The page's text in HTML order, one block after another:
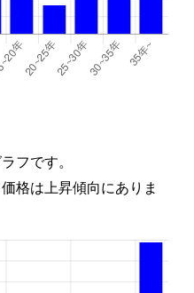
フです。
格は上昇傾向にありま